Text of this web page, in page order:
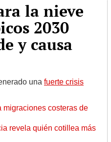
la nieve
2030
y causa
una fuerte crisis
costeras de
revela quién cotillea más